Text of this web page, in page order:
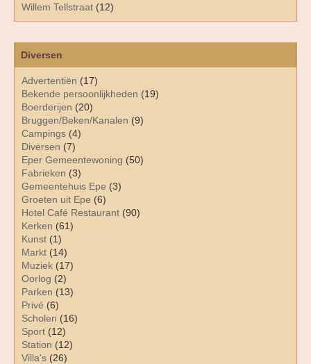
Diversen
Advertentiën (17)
Bekende persoonlijkheden (19)
Boerderijen (20)
Bruggen/Beken/Kanalen (9)
Campings (4)
Diversen (7)
Eper Gemeentewoning (50)
Fabrieken (3)
Gemeentehuis Epe (3)
Groeten uit Epe (6)
Hotel Café Restaurant (90)
Kerken (61)
Kunst (1)
Markt (14)
Muziek (17)
Oorlog (2)
Parken (13)
Privé (6)
Scholen (16)
Sport (12)
Station (12)
Villa's (26)
Willem Tellstraat (12)